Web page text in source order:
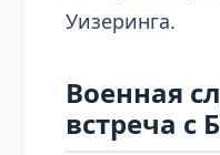
Уизеринга.
Военная
встреча с